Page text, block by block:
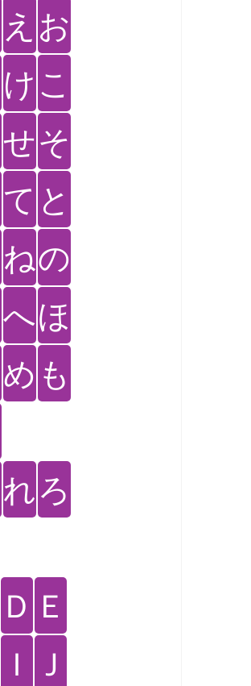
え お
けこ
せそ
て と
ねの
へほ
め も
れろ
Ｄ Ｅ
Ｉ Ｊ